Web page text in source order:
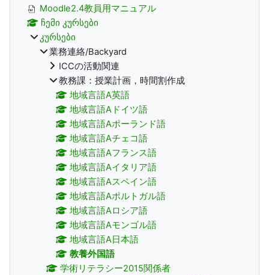
Moodle2.4教員用マニュアル
ჩემი კურსები
კურსები
業務連絡/Backyard
ICCの活動関連
教務課：授業計画，時間割作成
地域言語A英語
地域言語Aドイツ語
地域言語Aポーランド語
地域言語Aチェコ語
地域言語Aフランス語
地域言語Aイタリア語
地域言語Aスペイン語
地域言語Aポルトガル語
地域言語Aロシア語
地域言語Aモンゴル語
地域言語A日本語
教養外国語
学術リテラシー2015関係者